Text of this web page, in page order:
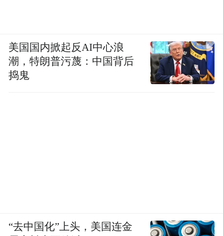
美国国内掀起反AI中心浪
潮，特朗普污蔑：中国背后
捣鬼
“去中国化”上头，美国连金